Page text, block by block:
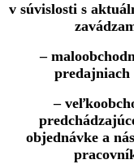
v súvislosti s
–
predajniach
–
objednávke a